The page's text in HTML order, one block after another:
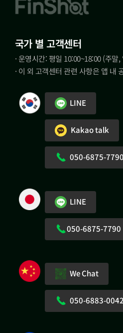
국가 별 고객센터
· 운영시간: 평일 10:00~18:00 (주말
· 이 외 고객센터 관련 사항은 앱 내
LINE
Kakao talk
050-6875-7790
LINE
050-6875-7790
We Chat
050-6883-0042